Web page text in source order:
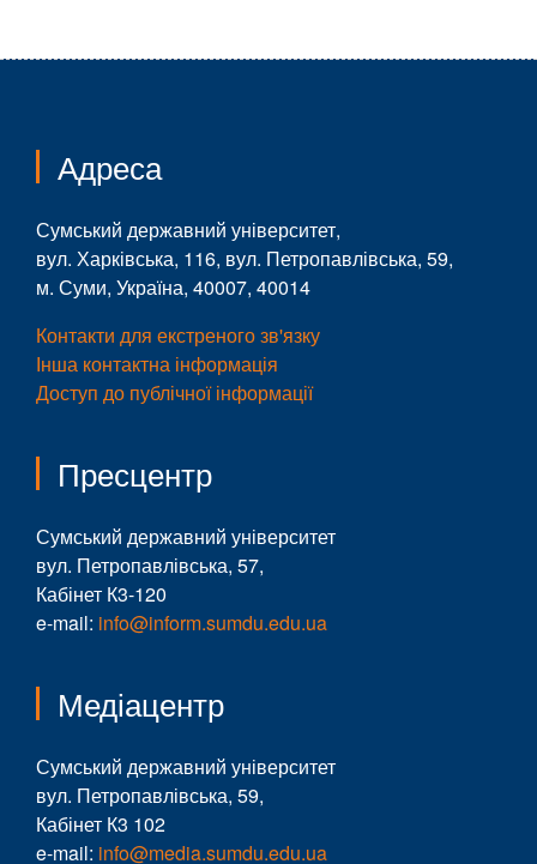
Адреса
Сумський державний університет,
вул. Харківська, 116, вул. Петропавлівська, 59,
м. Суми, Україна, 40007, 40014
Контакти для екстреного зв'язку
Інша контактна інформація
Доступ до публічної інформації
Пресцентр
Сумський державний університет
вул. Петропавлівська, 57,
Кабінет К3-120
e-mail: info@inform.sumdu.edu.ua
Медіацентр
Сумський державний університет
вул. Петропавлівська, 59,
Кабінет К3 102
e-mail: info@media.sumdu.edu.ua